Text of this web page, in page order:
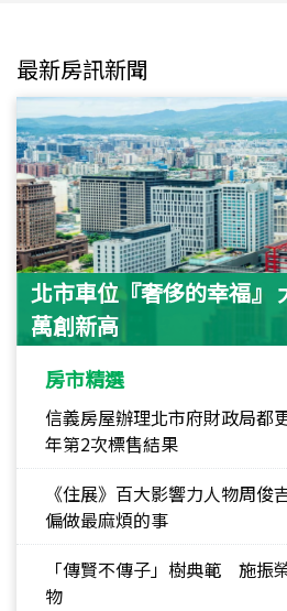
最新房訊新聞
北市車位『奢侈的幸福』
萬創新高
房市精選
信義房屋辦理北市府財政局都
年第2次標售結果
《住展》百大影響力人物周
偏做最麻煩的事
「傳賢不傳子」樹典範 施振
物